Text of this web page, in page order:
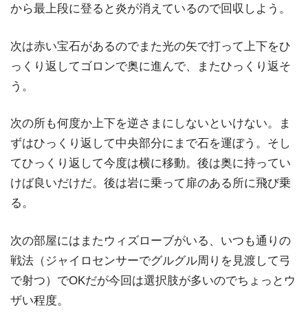
から最上段に登ると炎が消えているので回収しよう。
次は赤い宝石があるのでまた光の矢で打って上下をひ
っくり返してゴロンで奥に進んで、またひっくり返そ
う。
次の所も何度か上下を逆さまにしないといけない。ま
ずはひっくり返して中央部分にまで石を運ぼう。そし
てひっくり返して今度は横に移動。後は奥に持ってい
けば良いだけだ。後は岩に乗って扉のある所に飛び乗
る。
次の部屋にはまたウィズローブがいる、いつも通りの
戦法（ジャイロセンサーでグルグル周りを見渡して弓
で射つ）でOKだが今回は選択肢が多いのでちょっとウ
ザい程度。